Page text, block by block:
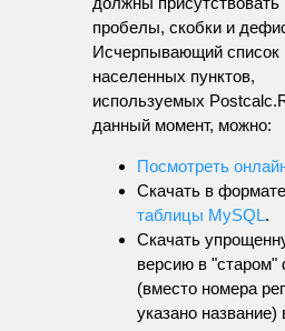
пробелы, скобки и
Исчерпывающий список
населенных пунктов,
используемых
данный момент, можно:
Посмотреть
Скачать в
таблицы MySQL.
Скачать
версию в "старом"
(вместо номера
указано название)